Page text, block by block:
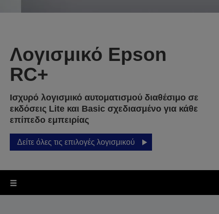
Λογισμικό Epson
RC+
Ισχυρό λογισμικό αυτοματισμού διαθέσιμο σε
εκδόσεις Lite και Basic σχεδιασμένο για κάθε
επίπεδο εμπειρίας
Δείτε όλες τις επιλογές λογισμικού